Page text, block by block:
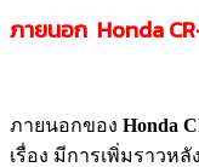
ภายนอก Honda
ภายนอกของ Honda
เรื่อง มีการเพิ่มราวห